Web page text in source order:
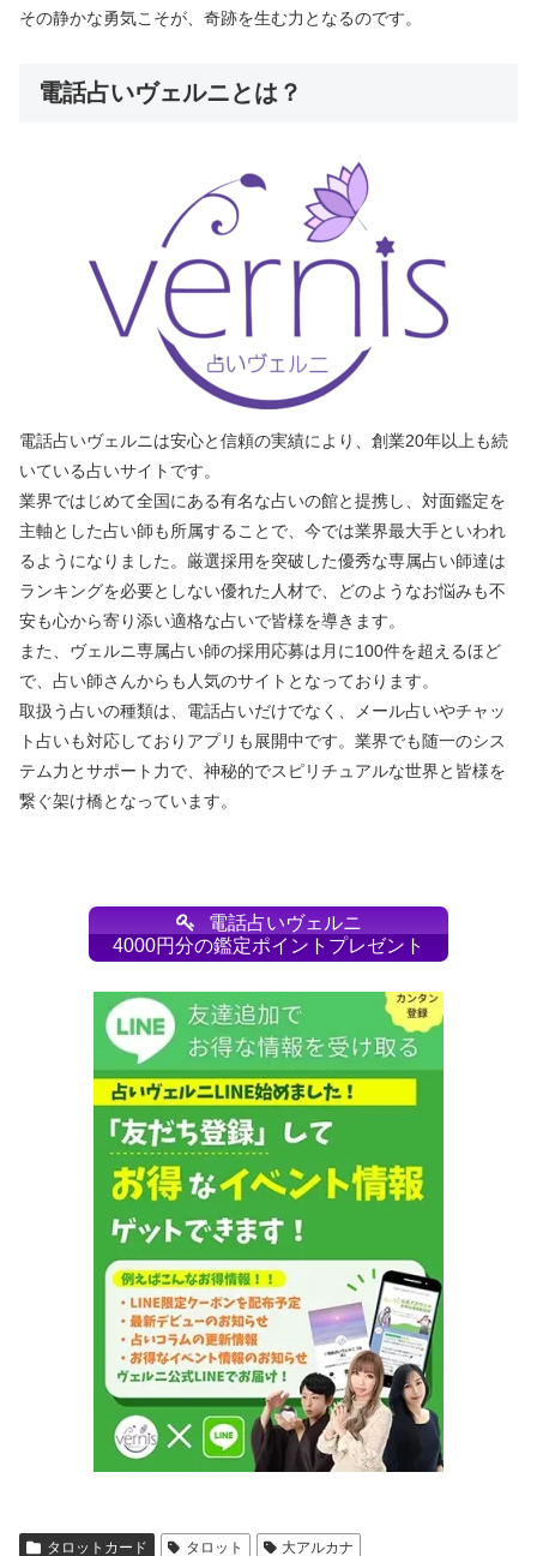
その静かな勇気こそが、奇跡を生む力となるのです。
電話占いヴェルニとは？
電話占いヴェルニは安心と信頼の実績により、創業20年以上も続
いている占いサイトです。
業界ではじめて全国にある有名な占いの館と提携し、対面鑑定を
主軸とした占い師も所属することで、今では業界最大手といわれ
るようになりました。厳選採用を突破した優秀な専属占い師達は
ランキングを必要としない優れた人材で、どのようなお悩みも不
安も心から寄り添い適格な占いで皆様を導きます。
また、ヴェルニ専属占い師の採用応募は月に100件を超えるほど
で、占い師さんからも人気のサイトとなっております。
取扱う占いの種類は、電話占いだけでなく、メール占いやチャッ
ト占いも対応しておりアプリも展開中です。業界でも随一のシス
テム力とサポート力で、神秘的でスピリチュアルな世界と皆様を
繋ぐ架け橋となっています。
電話占いヴェルニ
4000円分の鑑定ポイントプレゼント
タロットカード タロット 大アルカナ